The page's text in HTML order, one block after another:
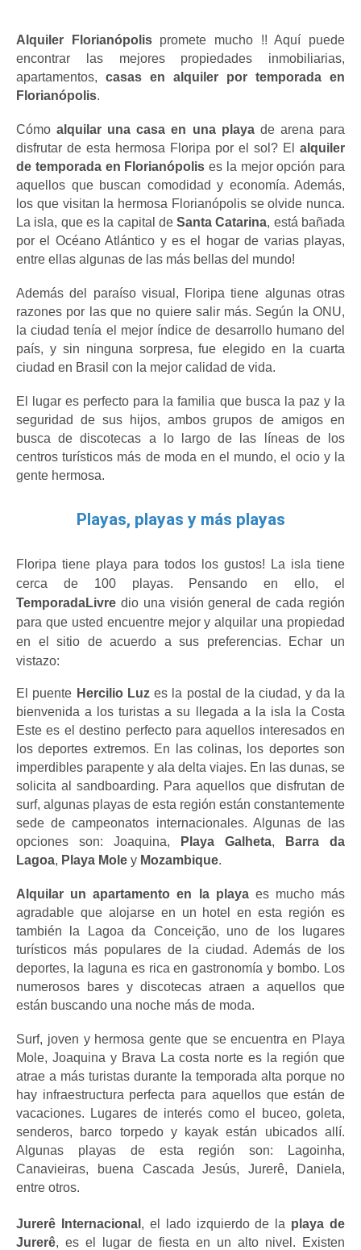
Alquiler Florianópolis promete mucho !! Aquí puede
encontrar las mejores propiedades inmobiliarias,
apartamentos, casas en alquiler por temporada en
Florianópolis.
Cómo alquilar una casa en una playa de arena para
disfrutar de esta hermosa Floripa por el sol? El
alquiler
de temporada en Florianópolis es la mejor opción para
aquellos que buscan comodidad y economía. Además,
los que visitan la hermosa Florianópolis se olvide nunca.
La isla, que es la capital de Santa Catarina, está bañada
por el Océano Atlántico y es el hogar de varias playas,
entre ellas algunas de las más bellas del mundo!
Además del paraíso visual, Floripa tiene algunas otras
razones por las que no quiere salir más. Según la ONU,
la ciudad tenía el mejor índice de desarrollo humano del
país, y sin ninguna sorpresa, fue elegido en la cuarta
ciudad en Brasil con la mejor calidad de vida.
El lugar es perfecto para la familia que busca la paz y la
seguridad de sus hijos, ambos grupos de amigos en
busca de discotecas a lo largo de las líneas de los
centros turísticos más de moda en el mundo, el ocio y la
gente hermosa.
Playas, playas y más playas
Floripa tiene playa para todos los gustos! La isla tiene
TemporadaLivre dio una visión general de cada región
para que usted encuentre mejor y alquilar una propiedad
en el sitio de acuerdo a sus preferencias. Echar un
vistazo:
El puente Hercilio Luz es la postal de la ciudad, y da la
bienvenida a los turistas a su llegada a la isla la Costa
Este es el destino perfecto para aquellos interesados ​​en
los deportes extremos. En las colinas, los deportes son
imperdibles parapente y ala delta viajes. En las dunas, se
solicita al sandboarding. Para aquellos que disfrutan de
surf, algunas playas de esta región están constantemente
sede de campeonatos internacionales. Algunas de las
opciones son: Joaquina,
Playa Galheta, Barra da
Lagoa, Playa Mole y Mozambique.
Alquilar un apartamento en la playa es mucho más
agradable que alojarse en un hotel en esta región es
también la Lagoa da Conceição, uno de los lugares
turísticos más populares de la ciudad. Además de los
deportes, la laguna es rica en gastronomía y bombo. Los
numerosos bares y discotecas atraen a aquellos que
están buscando una noche más de moda.
Surf, joven y hermosa gente que se encuentra en Playa
Mole, Joaquina y Brava La costa norte es la región que
atrae a más turistas durante la temporada alta porque no
hay infraestructura perfecta para aquellos que están de
vacaciones. Lugares de interés como el buceo, goleta,
senderos, barco torpedo y kayak están ubicados allí.
Algunas playas de esta región son: Lagoinha,
Canavieiras, buena Cascada Jesús, Jurerê, Daniela,
entre otros.
Jurerê Internacional , el lado izquierdo de la playa de
Jurerê, es el lugar de fiesta en un alto nivel. Existen